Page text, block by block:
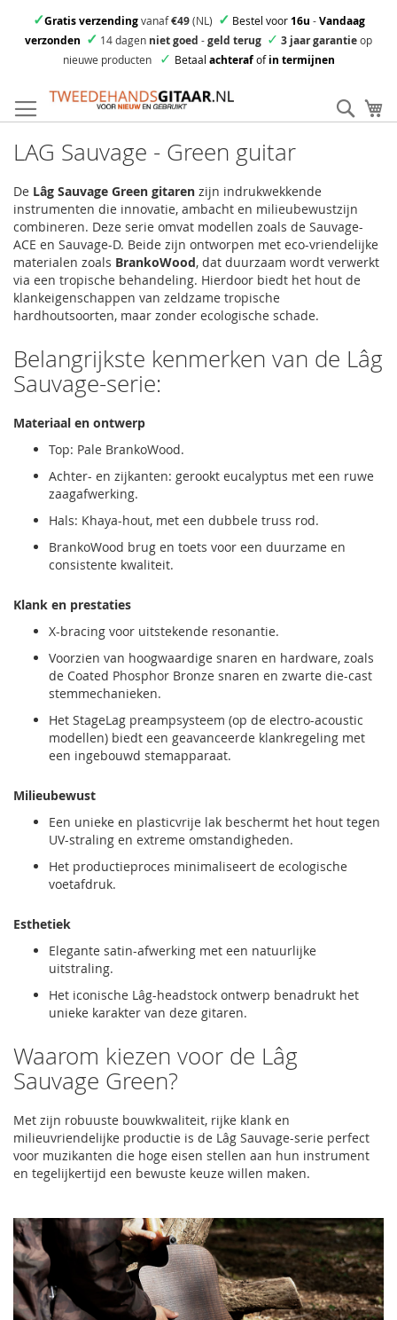
✓Gratis verzendingvanaf€49(NL) ✓ Bestel voor16u -Vandaag
verzonden ✓ 14 dagen niet goed -geld terug ✓ 3 jaar garantieop
nieuwe producten
✓ Betaal achterafofin termijnen
direct
door
de
LAG Sauvage - Green guitar
De Lâg Sauvage Green gitaren zijn indrukwekkende
instrumenten die innovatie, ambacht en milieubewustzijn
combineren. Deze serie omvat modellen zoals de Sauvage-
ACE en Sauvage-D. Beide zijn ontworpen met eco-vriendelijke
materialen zoals BrankoWood, dat duurzaam wordt verwerkt
via een tropische behandeling. Hierdoor biedt het hout de
klankeigenschappen van zeldzame tropische
hardhoutsoorten, maar zonder ecologische schade.
Belangrijkste kenmerken van de Lâg
Sauvage-serie:
Materiaal en ontwerp
Top: Pale BrankoWood.
Achter- en zijkanten: gerookt eucalyptus met een ruwe
zaagafwerking.
Hals: Khaya-hout, met een dubbele truss rod.
BrankoWood brug en toets voor een duurzame en
consistente kwaliteit.
Klank en prestaties
X-bracing voor uitstekende resonantie.
Voorzien van hoogwaardige snaren en hardware, zoals
de Coated Phosphor Bronze snaren en zwarte die-cast
stemmechanieken.
Het StageLag preampsysteem (op de electro-acoustic
modellen) biedt een geavanceerde klankregeling met
een ingebouwd stemapparaat.
Milieubewust
Een unieke en plasticvrije lak beschermt het hout tegen
UV-straling en extreme omstandigheden.
Het productieproces minimaliseert de ecologische
voetafdruk.
Esthetiek
Elegante satin-afwerking met een natuurlijke
uitstraling.
Het iconische Lâg-headstock ontwerp benadrukt het
unieke karakter van deze gitaren.
Waarom kiezen voor de Lâg
Sauvage Green?
Met zijn robuuste bouwkwaliteit, rijke klank en
milieuvriendelijke productie is de Lâg Sauvage-serie perfect
voor muzikanten die hoge eisen stellen aan hun instrument
en tegelijkertijd een bewuste keuze willen maken.